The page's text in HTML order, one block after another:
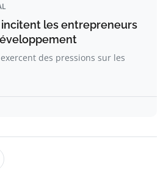
incitent les entrepreneurs
des pressions sur les